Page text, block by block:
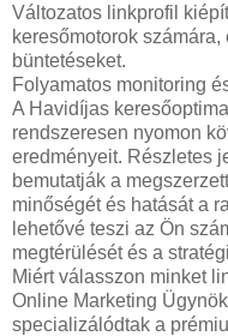
Változatos linkprofil
keresőmotorok
büntetéseket.
Folyamatos monitoring
A Havidíjas
rendszeresen nyomon
eredményeit. Részletes
bemutatják a
minőségét és hatását a
lehetővé teszi az Ön
megtérülését és a
Miért válasszon minket
Online Marketing
specializálódtak a